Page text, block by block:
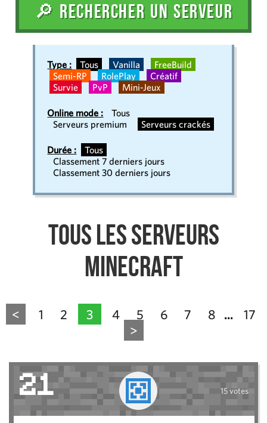
🔎 RECHERCHER UN SERVEUR
Type : Tous Vanilla
FreeBuild
Semi-RP
RolePlay
Créatif
Survie
PvP Mini-Jeux
Online mode :
Tous
Serveurs premium
Serveurs crackés
Durée :
Tous
Classement 7 derniers jours
Classement 30 derniers jours
Tous les serveurs
Minecraft
< 1 2 3 4 5 6 7 8 ...
17
>
21 15 votes